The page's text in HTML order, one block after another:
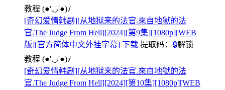
教程 (●'◡'●)ﾉ
[奇幻爱情韩剧][从地狱来的法官.來自地獄的法
官.The Judge From Hell][2024][第9集][1080p][WEB
版][官方简体中文外挂字幕] 下载 提取码： 🔒解锁
教程 (●'◡'●)ﾉ
[奇幻爱情韩剧][从地狱来的法官.來自地獄的法
官.The Judge From Hell][2024][第10集][1080p][WEB